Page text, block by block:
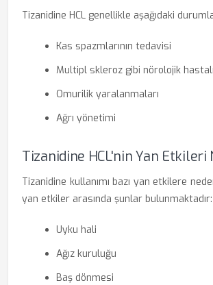
Tizanidine HCL genellikle aşağıdaki
Kas spazmlarının tedavisi
Multipl skleroz gibi nörolojik
Omurilik yaralanmaları
Ağrı yönetimi
Tizanidine HCL'nin Yan Etkileri
Tizanidine kullanımı bazı yan etkilere
yan etkiler arasında şunlar bulunmaktadır:
Uyku hali
Ağız kuruluğu
Baş dönmesi